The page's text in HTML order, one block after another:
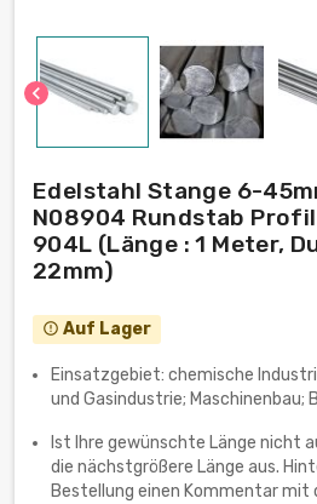
chevron_left
Edelstahl Stange 6-
N08904 Rundstab
904L (Länge : 1 Meter,
22mm)
error_outline Auf Lager
Einsatzgebiet: chemische
und Gasindustrie; Maschinenbau;
Ist Ihre gewünschte Länge nicht
die nächstgrößere Länge aus.
Bestellung einen Kommentar mit